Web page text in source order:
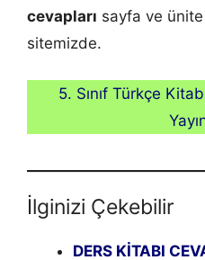
cevapları sayfa ve
sitemizde.
5. Sınıf Türkçe
İlginizi Çekebilir
DERS KİTABI